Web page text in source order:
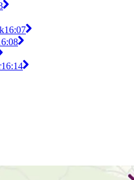
16:07
16:14